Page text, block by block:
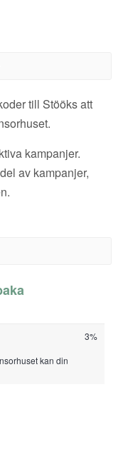
till Stööks att
kampanjer.
av kampanjer,
kan din
3%